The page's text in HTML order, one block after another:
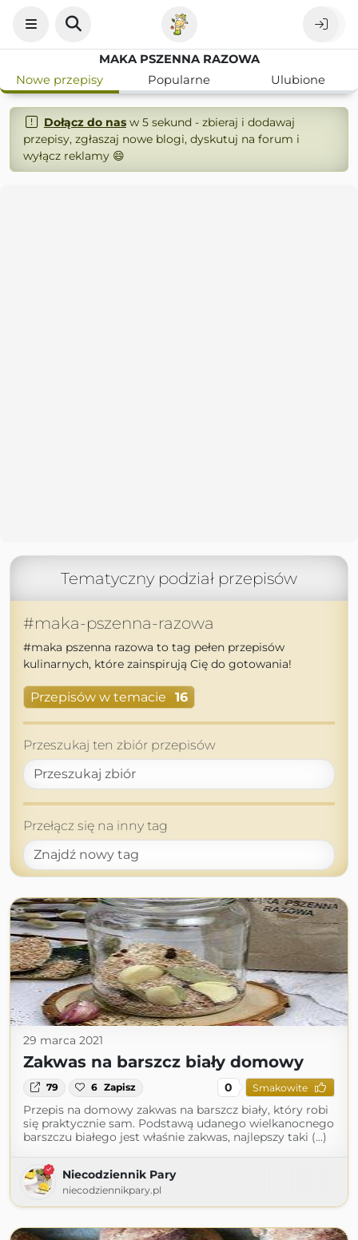
MAKA PSZENNA RAZOWA
Nowe przepisy
Popularne Ulubione
Dołącz do nasw 5 sekund - zbieraj i dodawaj
przepisy, zgłaszaj nowe blogi, dyskutuj na forum i
wyłącz reklamy 😄
Tematyczny podział przepisów
#maka-pszenna-razowa
#maka pszenna razowa to tag pełen przepisów
kulinarnych, które zainspirują Cię do gotowania!
Przepisów w temacie 16
Przeszukaj ten zbiór przepisów
Przełącz się na inny tag
29 marca 2021
Zakwas na barszcz biały domowy
79 6 Zapisz 0 Smakowite
Przepis na domowy zakwas na barszcz biały, który robi
się praktycznie sam. Podstawą udanego wielkanocnego
barszczu białego jest właśnie zakwas, najlepszy taki (...)
Niecodziennik Pary
niecodziennikpary.pl